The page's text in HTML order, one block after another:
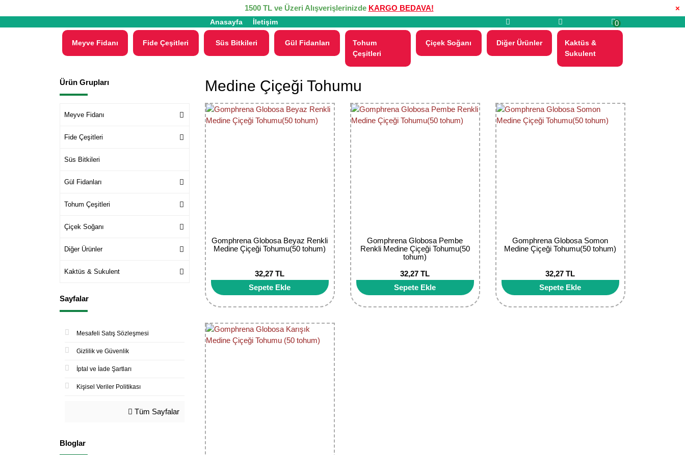
×
1500 TL ve Üzeri Alışverişlerinizde KARGO BEDAVA!
Anasayfa İletişim 0
Meyve Fidanı Fide Çeşitleri Süs Bitkileri Gül Fidanları
Tohum
Çeşitleri
Çiçek Soğanı Diğer Ürünler
Kaktüs &
Sukulent
Ürün Grupları
Meyve Fidanı
Fide Çeşitleri
Süs Bitkileri
Gül Fidanları
Tohum Çeşitleri
Çiçek Soğanı
Diğer Ürünler
Kaktüs & Sukulent
Sayfalar
Mesafeli Satış Sözleşmesi
Gizlilik ve Güvenlik
İptal ve İade Şartları
Kişisel Veriler Politikası
Tüm Sayfalar
Bloglar
Medine Çiçeği Tohumu
Gomphrena Globosa Beyaz Renkli
Medine Çiçeği Tohumu(50 tohum)
32,27 TL
Sepete Ekle
Gomphrena Globosa Pembe
Renkli Medine Çiçeği Tohumu(50
tohum)
32,27 TL
Sepete Ekle
Gomphrena Globosa Somon
Medine Çiçeği Tohumu(50 tohum)
32,27 TL
Sepete Ekle